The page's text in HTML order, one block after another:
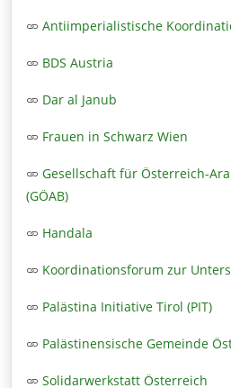
Antiimperialistische
BDS Austria
Dar al Janub
Frauen in Schwarz Wien
Gesellschaft für Österreich-
(GÖAB)
Handala
Koordinationsforum zur
Palästina Initiative Tirol (PIT)
Palästinensische Gemeinde
Solidarwerkstatt Österreich